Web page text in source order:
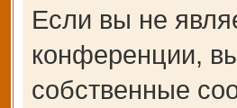
Если вы не
конференции,
собственные